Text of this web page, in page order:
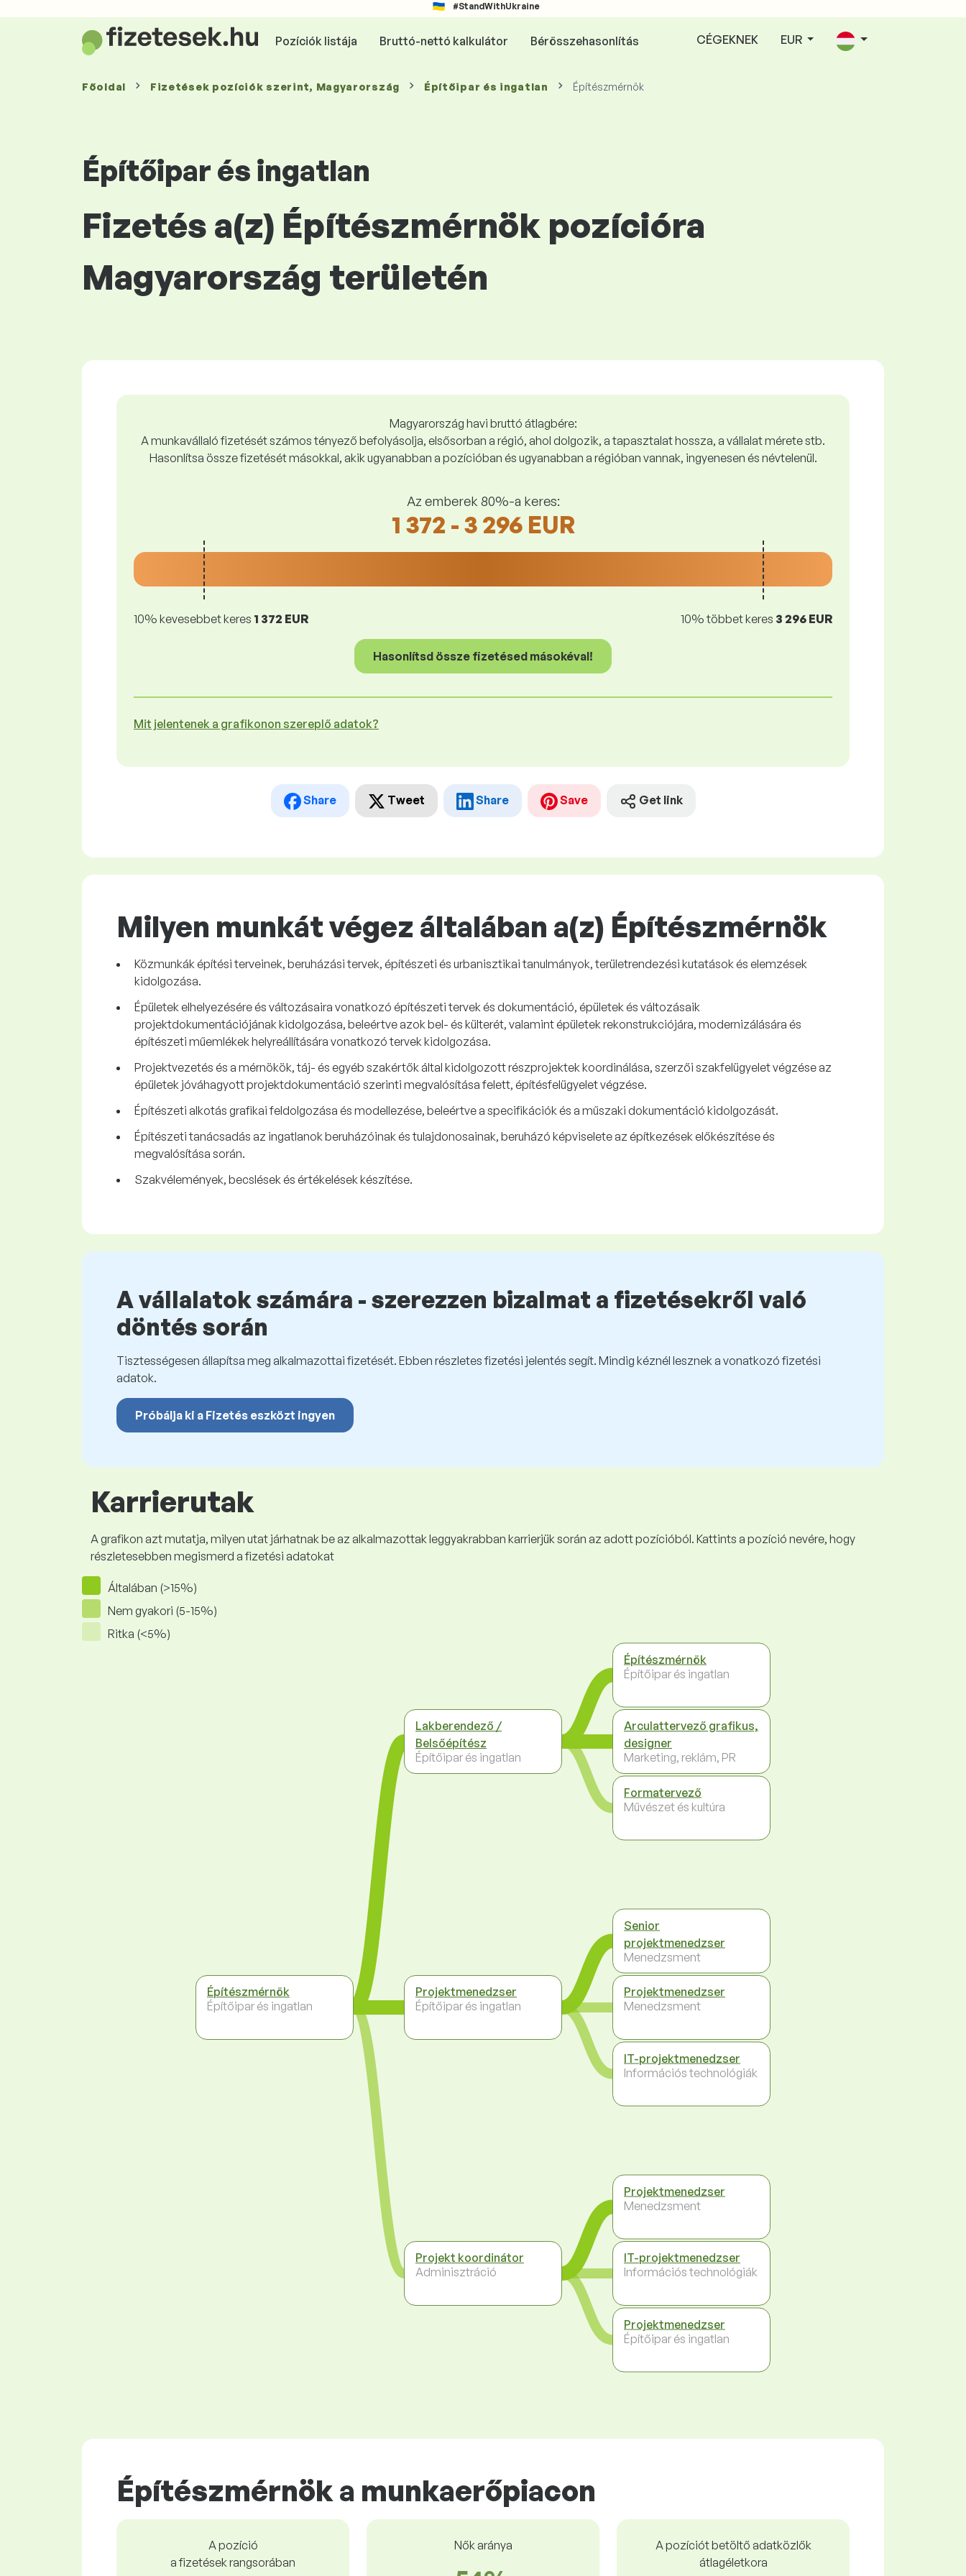
#StandWithUkraine
Pozíciók listája Bruttó-nettó kalkulátor Bérösszehasonlítás CÉGEKNEK EUR
Főoldal Fizetések pozíciók szerint, Magyarország Építőipar és ingatlan Építészmérnök
Építőipar és ingatlan
Fizetés a(z) Építészmérnök pozícióra
Magyarország területén
Magyarország havi bruttó átlagbére:
A munkavállaló fizetését számos tényező befolyásolja, elsősorban a régió, ahol dolgozik, a tapasztalat hossza, a vállalat mérete stb.
Hasonlítsa össze fizetését másokkal, akik ugyanabban a pozícióban és ugyanabban a régióban vannak, ingyenesen és névtelenül.
Az emberek 80%-a keres:
1 372 - 3 296 EUR
10% kevesebbet keres 1 372 EUR 10% többet keres 3 296 EUR
Hasonlítsd össze fizetésed másokéval!
Mit jelentenek a grafikonon szereplő adatok?
Share Tweet Share Save Get link
Milyen munkát végez általában a(z) Építészmérnök
Közmunkák építési terveinek, beruházási tervek, építészeti és urbanisztikai tanulmányok, területrendezési kutatások és elemzések
kidolgozása.
Épületek elhelyezésére és változásaira vonatkozó építészeti tervek és dokumentáció, épületek és változásaik
projektdokumentációjának kidolgozása, beleértve azok bel- és külterét, valamint épületek rekonstrukciójára, modernizálására és
építészeti műemlékek helyreállítására vonatkozó tervek kidolgozása.
Projektvezetés és a mérnökök, táj- és egyéb szakértők által kidolgozott részprojektek koordinálása, szerzői szakfelügyelet végzése az
épületek jóváhagyott projektdokumentáció szerinti megvalósítása felett, építésfelügyelet végzése.
Építészeti alkotás grafikai feldolgozása és modellezése, beleértve a specifikációk és a műszaki dokumentáció kidolgozását.
Építészeti tanácsadás az ingatlanok beruházóinak és tulajdonosainak, beruházó képviselete az építkezések előkészítése és
megvalósítása során.
Szakvélemények, becslések és értékelések készítése.
A vállalatok számára - szerezzen bizalmat a fizetésekről való
döntés során
Tisztességesen állapítsa meg alkalmazottai fizetését. Ebben részletes fizetési jelentés segít. Mindig kéznél lesznek a vonatkozó fizetési
adatok.
Próbálja ki a Fizetés eszközt ingyen
Karrierutak
A grafikon azt mutatja, milyen utat járhatnak be az alkalmazottak leggyakrabban karrierjük során az adott pozícióból. Kattints a pozíció nevére, hogy
részletesebben megismerd a fizetési adatokat
Általában (>15%)
Nem gyakori (5-15%)
Ritka (<5%)
Építészmérnök
Építőipar és ingatlan
Lakberendező /
Belsőépítész
Építőipar és ingatlan
Projektmenedzser
Építőipar és ingatlan
Projekt koordinátor
Adminisztráció
Építészmérnök
Építőipar és ingatlan
Arculattervező grafikus,
designer
Marketing, reklám, PR
Formatervező
Művészet és kultúra
Senior
projektmenedzser
Menedzsment
Projektmenedzser
Menedzsment
IT-projektmenedzser
Információs technológiák
Projektmenedzser
Menedzsment
IT-projektmenedzser
Információs technológiák
Projektmenedzser
Építőipar és ingatlan
Építészmérnök a munkaerőpiacon
A pozíció
a fizetések rangsorában
Nők aránya
A pozíciót betöltő adatközlők
átlagéletkora